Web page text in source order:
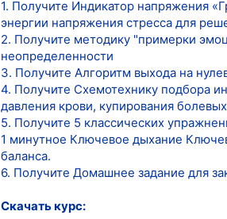
1. Получите Индикатор напряжения
энергии напряжения стресса для
2. Получите методику "примерки
неопределенности
3. Получите Алгоритм выхода на
4. Получите Схемотехнику подбора
давления крови, купирования
5. Получите 5 классических
1 минутное Ключевое дыхание
баланса.
6. Получите Домашнее задание для
Скачать курс: